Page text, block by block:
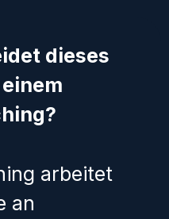
dieses
arbeitet
an